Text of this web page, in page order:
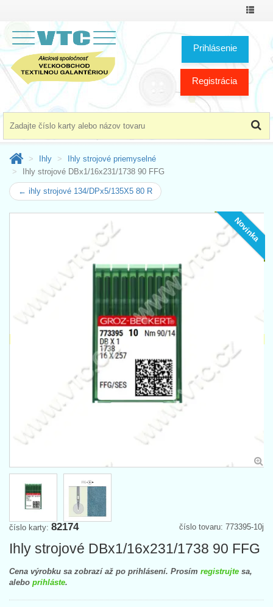
Prepnúť
Prihlásenie
Registrácia
Ihly
Ihly strojové priemyselné
Ihly strojové DBx1/16x231/1738 90 FFG
← ihly strojové 134/DPx5/135X5 80 R
Novinka
číslo tovaru: 773395-10j
číslo karty: 82174
Ihly strojové DBx1/16x231/1738 90 FFG
Cena výrobku sa zobrazí až po prihlásení. Prosím registrujte sa,
alebo prihláste.